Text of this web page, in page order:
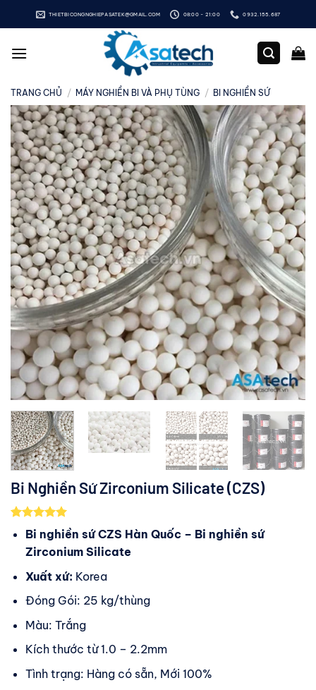
qua
dung
THIETBICONGNGHIEPASATEK@GMAIL.COM 08:00 - 21:00 0932.155.687
TRANG CHỦ / MÁY NGHIỀN BI VÀ PHỤ TÙNG / BI NGHIỀN SỨ
Bi Nghiền Sứ Zirconium Silicate (CZS)
5.00trên 5
dựa trên
đánh giá
Bi nghiền sứ CZS Hàn Quốc – Bi nghiền sứ
Zirconium Silicate
Xuất xứ: Korea
Đóng Gói: 25 kg/thùng
Màu: Trắng
Kích thước từ 1.0 – 2.2mm
Tình trạng: Hàng có sẵn, Mới 100%